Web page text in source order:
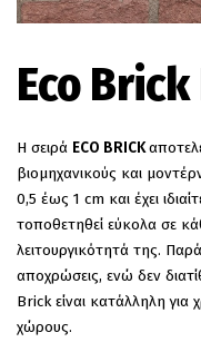
Eco Brick
Η σειρά ECO BRICK
βιομηχανικούς και
0,5 έως 1 cm και έχει
τοποθετηθεί εύκολα σε
λειτουργικότητά της.
αποχρώσεις, ενώ δεν
Brick είναι κατάλληλη για
χώρους.